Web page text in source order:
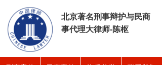
北京著名刑事辩护与民商
事代理大律师-陈枢